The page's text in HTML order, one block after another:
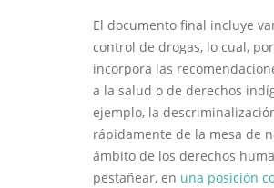
El documento final incluye
control de drogas, lo cual,
incorpora las
a la salud o de derechos
ejemplo, la
rápidamente de la mesa de
ámbito de los derechos
pestañear, en una posición